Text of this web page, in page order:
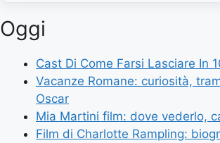
Oggi
Cast Di Come Farsi Lasciare In
Vacanze Romane: curiosità,
Oscar
Mia Martini film: dove vederlo,
Film di Charlotte Rampling: